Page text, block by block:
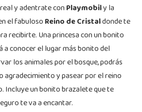
y adentrate conPlaymobily la
el fabulosoReino de Cristaldonde te
recibirte. Una princesa con un bonito
conocer el lugar más bonito del
los animales por el bosque, podrás
y pasear por el reino
Incluye un bonito brazalete que te
te va a encantar.